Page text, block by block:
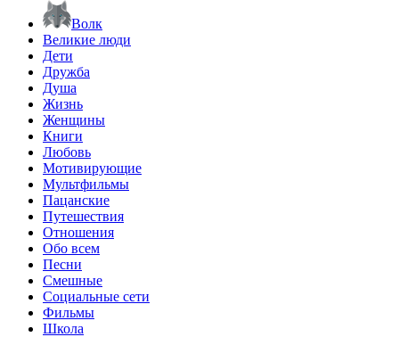
Волк
Великие люди
Дети
Дружба
Душа
Жизнь
Женщины
Книги
Любовь
Мотивирующие
Мультфильмы
Пацанские
Путешествия
Отношения
Обо всем
Песни
Смешные
Социальные сети
Фильмы
Школа